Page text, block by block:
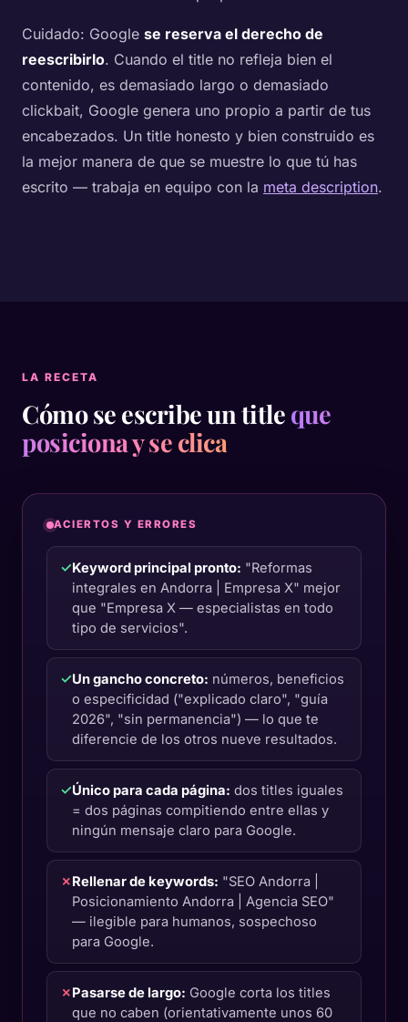
Cuidado: Google se reserva el derecho de
reescribirlo. Cuando el title no refleja bien el
contenido, es demasiado largo o demasiado
clickbait, Google genera uno propio a partir de tus
encabezados. Un title honesto y bien construido es
la mejor manera de que se muestre lo que tú has
escrito — trabaja en equipo con la meta description.
LA RECETA
Cómo se escribe un titleque
posiciona y se clica
ACIERTOS Y ERRORES
✓Keyword principal pronto: "Reformas
integrales en Andorra | Empresa X" mejor
que "Empresa X — especialistas en todo
tipo de servicios".
✓Un gancho concreto: números, beneficios
o especificidad ("explicado claro", "guía
2026", "sin permanencia") — lo que te
diferencie de los otros nueve resultados.
✓Único para cada página: dos titles iguales
= dos páginas compitiendo entre ellas y
ningún mensaje claro para Google.
✗Rellenar de keywords: "SEO Andorra |
Posicionamiento Andorra | Agencia SEO"
— ilegible para humanos, sospechoso
para Google.
✗Pasarse de largo: Google corta los titles
que no caben (orientativamente unos 60